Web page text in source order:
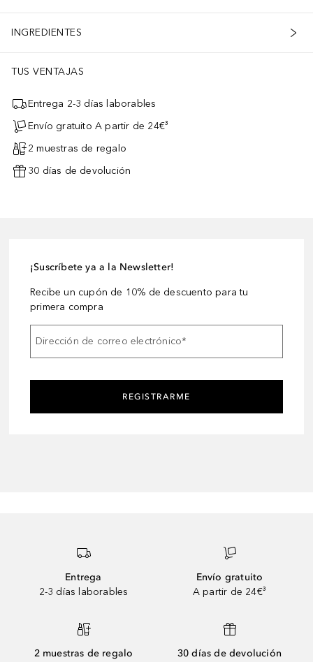
INGREDIENTES
TUS VENTAJAS
Entrega 2-3 días laborables
Envío gratuito A partir de 24€³
2 muestras de regalo
30 días de devolución
¡Suscríbete ya a la Newsletter!
Recibe un cupón de 10% de descuento para tu
primera compra
Dirección de correo electrónico*
REGISTRARME
Entrega
2-3 días laborables
Envío gratuito
A partir de 24€³
2 muestras de regalo 30 días de devolución